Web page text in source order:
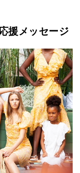
援メッセージ